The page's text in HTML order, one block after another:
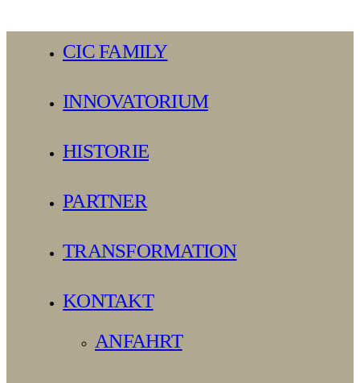
Menu
CIC FAMILY
INNOVATORIUM
HISTORIE
PARTNER
TRANSFORMATION
KONTAKT
ANFAHRT